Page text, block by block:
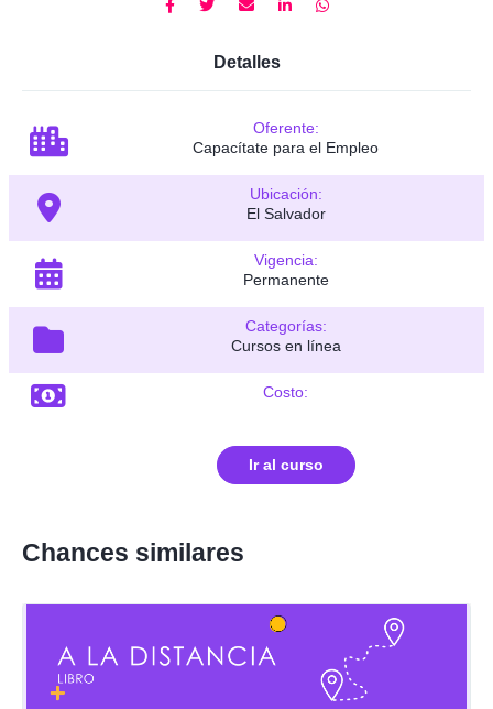
Detalles
Oferente:
Capacítate para el Empleo
Ubicación:
El Salvador
Vigencia:
Permanente
Categorías:
Cursos en línea
Costo:
Ir al curso
Chances similares